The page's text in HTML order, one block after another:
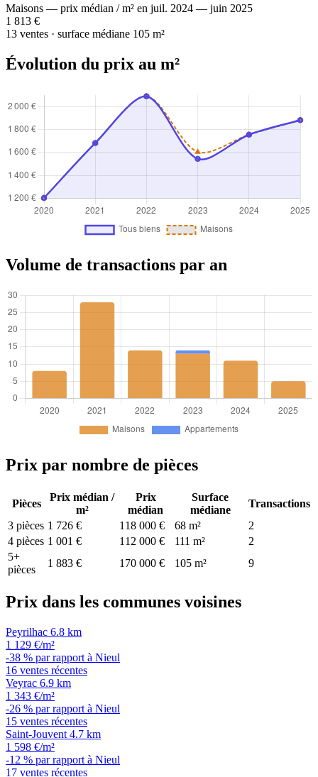
Maisons — prix médian / m² en juil. 2024 — juin 2025
1 813 €
13 ventes · surface médiane 105 m²
Évolution du prix au m²
Volume de transactions par an
Prix par nombre de pièces
Pièces
Prix médian /
m²
Prix
médian
Surface
médiane
Transactions
3 pièces 1 726 € 118 000 € 68 m²
2
4 pièces 1 001 € 112 000 € 111 m²
2
5+
pièces
1 883 € 170 000 € 105 m² 9
Prix dans les communes voisines
Peyrilhac 6.8 km
1 129 €/m²
-38 % par rapport à Nieul
16 ventes récentes
Veyrac 6.9 km
1 343 €/m²
-26 % par rapport à Nieul
15 ventes récentes
Saint-Jouvent 4.7 km
1 598 €/m²
-12 % par rapport à Nieul
17 ventes récentes